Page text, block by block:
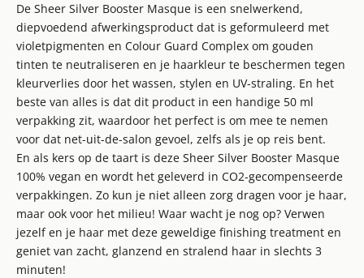
De Sheer Silver Booster Masque is een snelwerkend,
diepvoedend afwerkingsproduct dat is geformuleerd met
violetpigmenten en Colour Guard Complex om gouden
tinten te neutraliseren en je haarkleur te beschermen tegen
kleurverlies door het wassen, stylen en UV-straling. En het
beste van alles is dat dit product in een handige 50 ml
verpakking zit, waardoor het perfect is om mee te nemen
voor dat net-uit-de-salon gevoel, zelfs als je op reis bent.
En als kers op de taart is deze Sheer Silver Booster Masque
100% vegan en wordt het geleverd in CO2-gecompenseerde
verpakkingen. Zo kun je niet alleen zorg dragen voor je haar,
maar ook voor het milieu! Waar wacht je nog op? Verwen
jezelf en je haar met deze geweldige finishing treatment en
geniet van zacht, glanzend en stralend haar in slechts 3
minuten!